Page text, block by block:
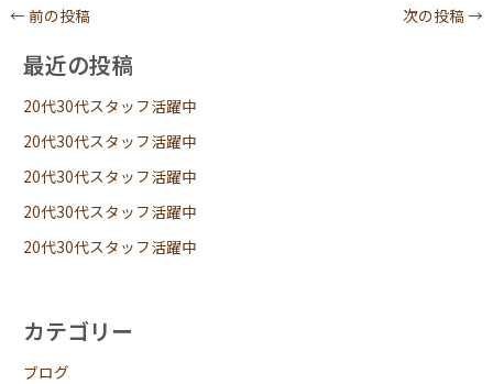
←前の投稿 次の投稿 →
最近の投稿
20代30代スタッフ活躍中
20代30代スタッフ活躍中
20代30代スタッフ活躍中
20代30代スタッフ活躍中
20代30代スタッフ活躍中
カテゴリー
ブログ